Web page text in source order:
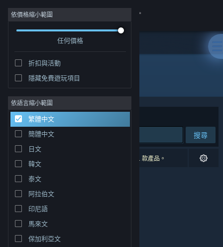
登入
社群
關於
客服
變更語言
取得 Steam 行動應用程式
檢視電腦版網頁
依價格縮小範圍
任何價格
折扣與活動
隱藏免費遊玩項目
依語言縮小範圍
繁體中文
簡體中文
日文
韓文
泰文
阿拉伯文
印尼語
馬來文
保加利亞文
開發人員: xjliu
排序依據 相關性
搜尋
0 項相符的搜尋結果。 已根據您的偏好設定排除 1 款產品。